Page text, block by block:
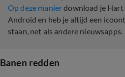
Op deze manierdownload je Hart
Android en heb je altijd een
staan, net als andere nieuwsapps.
Banen redden